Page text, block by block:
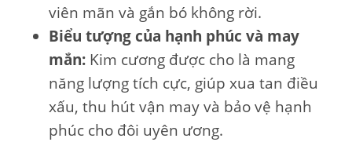
viên mãn và gắn bó không rời.
Biểu tượng của hạnh phúc và may
mắn: Kim cương được cho là mang
năng lượng tích cực, giúp xua tan điều
xấu, thu hút vận may và bảo vệ hạnh
phúc cho đôi uyên ương.